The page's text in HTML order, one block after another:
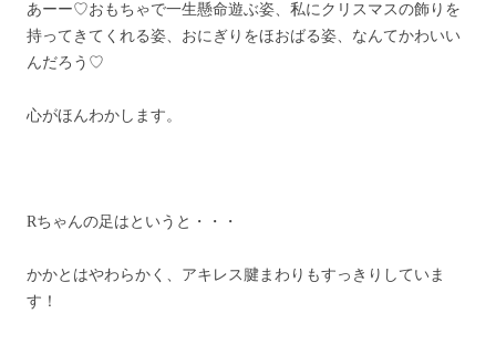
あーー♡おもちゃで一生懸命遊ぶ姿、私にクリスマスの飾りを
持ってきてくれる姿、おにぎりをほおばる姿、なんてかわいい
んだろう♡
心がほんわかします。
Rちゃんの足はというと・・・
かかとはやわらかく、アキレス腱まわりもすっきりしていま
す！